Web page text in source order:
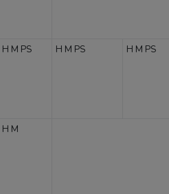
H M PS H M PS H M PS
H M